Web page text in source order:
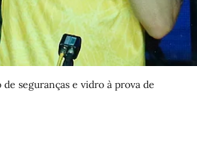
seguranças e vidro à prova de